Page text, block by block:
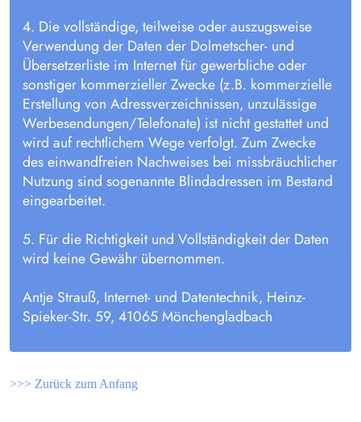
4. Die vollständige, teilweise oder auszugsweise
Verwendung der Daten der Dolmetscher- und
Übersetzerliste im Internet für gewerbliche oder
sonstiger kommerzieller Zwecke (z.B. kommerzielle
Erstellung von Adressverzeichnissen, unzulässige
Werbesendungen/Telefonate) ist nicht gestattet und
wird auf rechtlichem Wege verfolgt. Zum Zwecke
des einwandfreien Nachweises bei missbräuchlicher
Nutzung sind sogenannte Blindadressen im Bestand
eingearbeitet.
5. Für die Richtigkeit und Vollständigkeit der Daten
wird keine Gewähr übernommen.
Antje Strauß, Internet- und Datentechnik, Heinz-
Spieker-Str. 59, 41065 Mönchengladbach
>>> Zurück zum Anfang